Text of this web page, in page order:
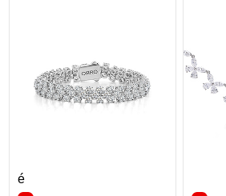
ORRO Clémence Gran...